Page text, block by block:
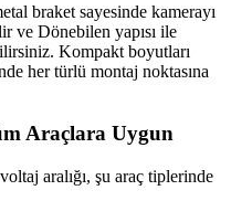
braket sayesinde kamerayı
ve Dönebilen yapısı ile
Kompakt boyutları
her türlü montaj noktasına
Araçlara Uygun
aralığı, şu araç tiplerinde